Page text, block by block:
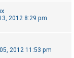
2012 8:29 pm
2012 11:53 pm